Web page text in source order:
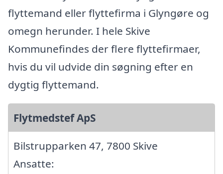
flyttemand eller flyttefirma i Glyngøre og
omegn herunder. I hele Skive
Kommunefindes der flere flyttefirmaer,
hvis du vil udvide din søgning efter en
dygtig flyttemand.
Flytmedstef ApS
Bilstrupparken 47, 7800 Skive
Ansatte: